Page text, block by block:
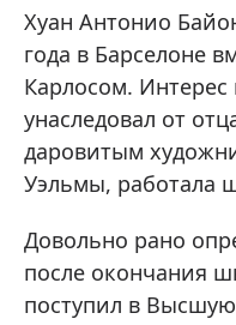
Хуан Антонио
года в Барселоне
Карлосом. Интерес
унаследовал от
даровитым
Уэльмы, работала
Довольно рано
после окончания
поступил в